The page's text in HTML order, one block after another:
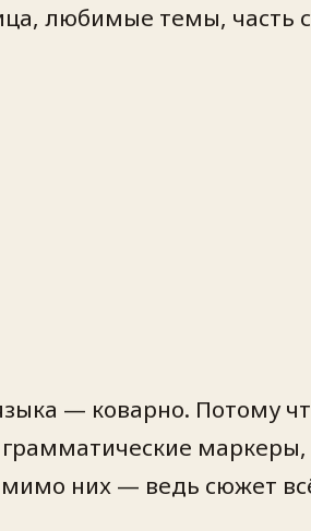
любимые темы, часть
— коварно. Потому
них — ведь сюжет